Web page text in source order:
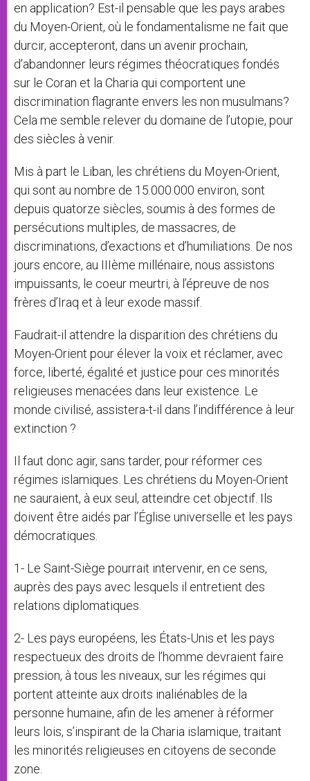
en application? Est-il pensable que les pays arabes
du Moyen-Orient, où le fondamentalisme ne fait que
durcir, accepteront, dans un avenir prochain,
d’abandonner leurs régimes théocratiques fondés
sur le Coran et la Charia qui comportent une
discrimination flagrante envers les non musulmans?
Cela me semble relever du domaine de l’utopie, pour
des siècles à venir.
Mis à part le Liban, les chrétiens du Moyen-Orient,
qui sont au nombre de 15.000.000 environ, sont
depuis quatorze siècles, soumis à des formes de
persécutions multiples, de massacres, de
discriminations, d’exactions et d’humiliations. De nos
jours encore, au IIIème millénaire, nous assistons
impuissants, le coeur meurtri, à l’épreuve de nos
frères d’Iraq et à leur exode massif.
Faudrait-il attendre la disparition des chrétiens du
Moyen-Orient pour élever la voix et réclamer, avec
force, liberté, égalité et justice pour ces minorités
religieuses menacées dans leur existence. Le
monde civilisé, assistera-t-il dans l’indifférence à leur
extinction ?
Il faut donc agir, sans tarder, pour réformer ces
régimes islamiques. Les chrétiens du Moyen-Orient
ne sauraient, à eux seul, atteindre cet objectif. Ils
doivent être aidés par l’Église universelle et les pays
démocratiques.
1- Le Saint-Siège pourrait intervenir, en ce sens,
auprès des pays avec lesquels il entretient des
relations diplomatiques.
2- Les pays européens, les États-Unis et les pays
respectueux des droits de l’homme devraient faire
pression, à tous les niveaux, sur les régimes qui
portent atteinte aux droits inaliénables de la
personne humaine, afin de les amener à réformer
leurs lois, s’inspirant de la Charia islamique, traitant
les minorités religieuses en citoyens de seconde
zone.